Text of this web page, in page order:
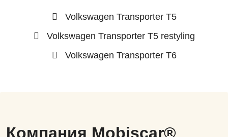
Volkswagen Transporter T5
Volkswagen Transporter T5 restyling
Volkswagen Transporter T6
Компания Mobiscar®